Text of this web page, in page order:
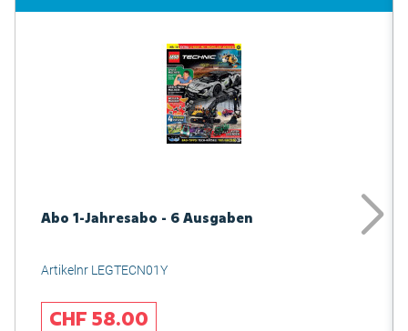
Abo 1-Jahresabo - 6 Ausgaben
Artikelnr LEGTECN01Y
CHF 58.00